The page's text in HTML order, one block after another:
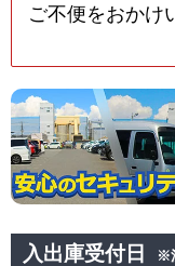
ご不便をおかけ
入出庫受付日 ※